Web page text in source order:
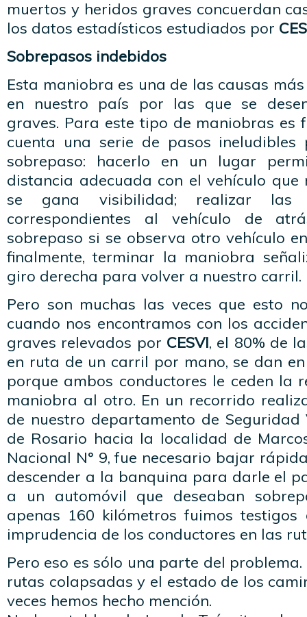
muertos y heridos graves concuerdan
los datos estadísticos estudiados por
Sobrepasos indebidos
Esta maniobra es una de las causas
en nuestro país por las que se
graves. Para este tipo de maniobras es
cuenta una serie de pasos
sobrepaso: hacerlo en un lugar
distancia adecuada con el vehículo que
se gana visibilidad; realizar las
correspondientes al vehículo de
sobrepaso si se observa otro vehículo
finalmente, terminar la maniobra
giro derecha para volver a nuestro carril.
Pero son muchas las veces que esto
cuando nos encontramos con los
graves relevados por CESVI, el 80% de
en ruta de un carril por mano, se dan
porque ambos conductores le ceden la
maniobra al otro. En un recorrido
de nuestro departamento de
de Rosario hacia la localidad de
Nacional N° 9, fue necesario bajar
descender a la banquina para darle el
a un automóvil que deseaban
apenas 160 kilómetros fuimos
imprudencia de los conductores en las
Pero eso es sólo una parte del
rutas colapsadas y el estado de los
veces hemos hecho mención.